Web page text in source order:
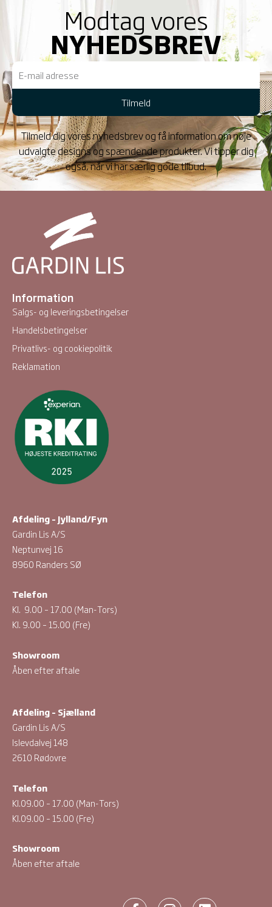
Modtag vores
NYHEDSBREV
E-
mail
Tilmeld
Tilmeld dig vores nyhedsbrev og få information om nøje
udvalgte designs og spændende produkter. Vi tipper dig
også, når vi har særlig gode tilbud.
Information
Salgs- og leveringsbetingelser
Handelsbetingelser
Privatlivs- og cookiepolitik
Reklamation
Afdeling – Jylland/Fyn
Gardin Lis A/S
Neptunvej 16
8960 Randers SØ
Telefon
Kl. 9.00 – 17.00 (Man-Tors)
Kl. 9.00 – 15.00 (Fre)
Showroom
Åben efter aftale
Afdeling – Sjælland
Gardin Lis A/S
Islevdalvej 148
2610 Rødovre
Telefon
Kl.09.00 – 17.00 (Man-Tors)
Kl.09.00 – 15.00 (Fre)
Showroom
Åben efter aftale